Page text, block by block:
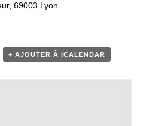
69003 Lyon
+ AJOUTER À ICALENDAR